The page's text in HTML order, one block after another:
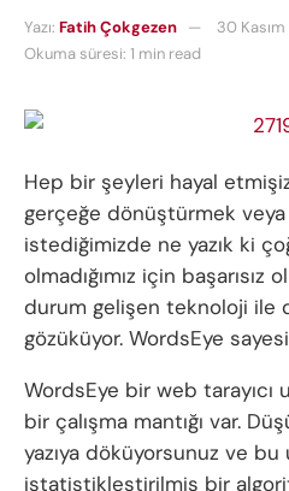
Yazı: Fatih Çokgezen
30 Kasım
Okuma süresi: 1 min read
Hep bir şeyleri hayal
gerçeğe dönüştürmek
istediğimizde ne yazık ki
olmadığımız için başarısız
durum gelişen teknoloji ile
gözüküyor. WordsEye
WordsEye bir web tarayıcı
bir çalışma mantığı var.
yazıya döküyorsunuz ve bu
istatistikleştirilmiş bir